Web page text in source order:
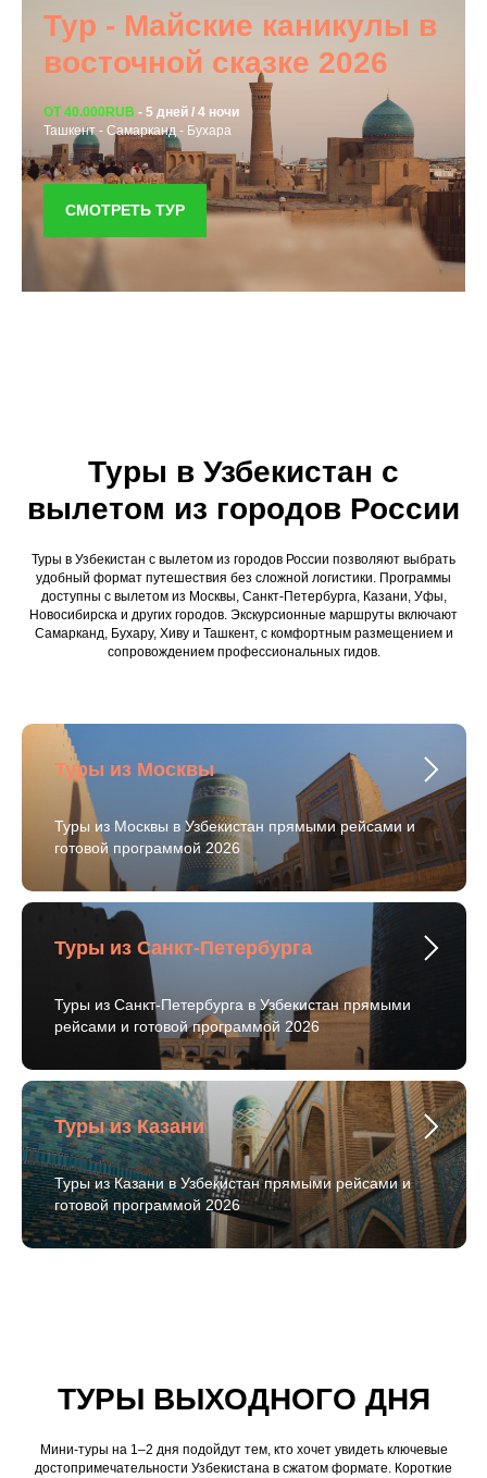
Тур - Майские каникулы в
восточной сказке 2026
ОТ 40.000RUB - 5 дней / 4 ночи
Ташкент - Самарканд - Бухара
СМОТРЕТЬ ТУР
Туры в Узбекистан с
вылетом из городов России
Туры в Узбекистан с вылетом из городов России позволяют выбрать
удобный формат путешествия без сложной логистики. Программы
доступны с вылетом из Москвы, Санкт-Петербурга, Казани, Уфы,
Новосибирска и других городов. Экскурсионные маршруты включают
Самарканд, Бухару, Хиву и Ташкент, с комфортным размещением и
сопровождением профессиональных гидов.
Туры из Москвы
Туры из Москвы в Узбекистан прямыми рейсами и
готовой программой 2026
Туры из Санкт-Петербурга
Туры из Санкт-Петербурга в Узбекистан прямыми
рейсами и готовой программой 2026
Туры из Казани
Туры из Казани в Узбекистан прямыми рейсами и
готовой программой 2026
ТУРЫ ВЫХОДНОГО ДНЯ
Мини-туры на 1–2 дня подойдут тем, кто хочет увидеть ключевые
достопримечательности Узбекистана в сжатом формате. Короткие